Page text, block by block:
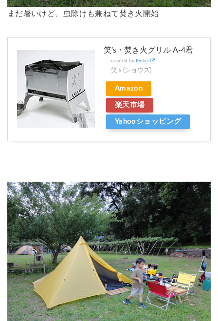
まだ暑いけど、虫除けも兼ねて焚き火開始
笑’s・焚き火グリル A-4君
created by Rinker
笑's (ショウズ)
Amazon
楽天市場
Yahooショッピング